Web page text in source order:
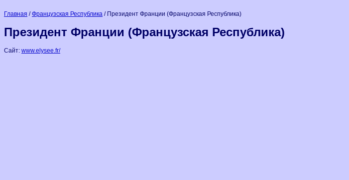
Главная /Французская Республика / Президент Франции (Французская Республика)
Президент Франции (Французская Республика)
Сайт: www.elysee.fr/